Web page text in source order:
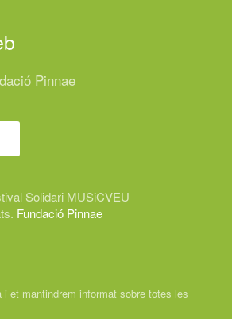
Pinnae
Solidari MUSiCVEU
Fundació Pinnae
et mantindrem informat sobre totes les